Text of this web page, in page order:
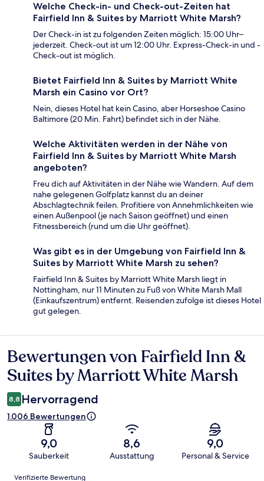
Welche Check-in- und Check-out-Zeiten hat
Fairfield Inn & Suites by Marriott White Marsh?
Der Check-in ist zu folgenden Zeiten möglich: 15:00 Uhr–
jederzeit. Check-out ist um 12:00 Uhr. Express-Check-in und -
Check-out ist möglich.
Bietet Fairfield Inn & Suites by Marriott White
Marsh ein Casino vor Ort?
Nein, dieses Hotel hat kein Casino, aber Horseshoe Casino
Baltimore (20 Min. Fahrt) befindet sich in der Nähe.
Welche Aktivitäten werden in der Nähe von
Fairfield Inn & Suites by Marriott White Marsh
angeboten?
Freu dich auf Aktivitäten in der Nähe wie Wandern. Auf dem
nahe gelegenen Golfplatz kannst du an deiner
Abschlagtechnik feilen. Profitiere von Annehmlichkeiten wie
einen Außenpool (je nach Saison geöffnet) und einen
Fitnessbereich (rund um die Uhr geöffnet).
Was gibt es in der Umgebung von Fairfield Inn &
Suites by Marriott White Marsh zu sehen?
Fairfield Inn & Suites by Marriott White Marsh liegt in
Nottingham, nur 11 Minuten zu Fuß von White Marsh Mall
(Einkaufszentrum) entfernt. Reisenden zufolge ist dieses Hotel
gut gelegen.
Bewertungen
Bewertungen von Fairfield Inn &
Suites by Marriott White Marsh
8,8 Hervorragend
1.006 Bewertungen
9,0
Sauberkeit
8,6
Ausstattung
9,0
Personal & Service
Bewertungen
Verifizierte Bewertung